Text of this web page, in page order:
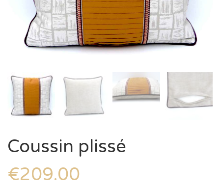
Coussin plissé
€209.00